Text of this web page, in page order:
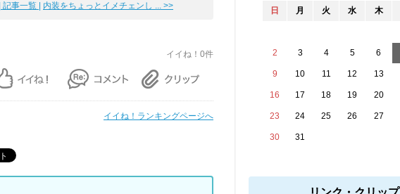
| 記事一覧 | 内装をちょっとイメチェンし ... >>
イイね！0件
イイね！ランキングページへ
日 月 火 水 木
2 3 4 5 6
9 10 11 12 13
16 17 18 19 20
23 24 25 26 27
30 31